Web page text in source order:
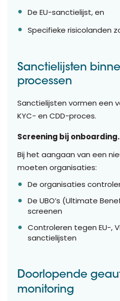
De EU-sanctielijst, en
Specifieke risicolanden
Sanctielijsten
processen
Sanctielijsten vormen een
KYC- en CDD-proces.
Screening bij onboarding.
Bij het aangaan van een
moeten organisaties:
De organisaties
De UBO’s (Ultimate
screenen
Controleren tegen EU-,
sanctielijsten
Doorlopende
monitoring